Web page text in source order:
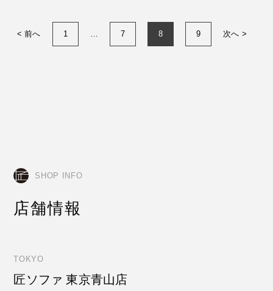
< 前へ 1 … 7 8 9 次へ >
SHOP INFO
店舗情報
TOKYO
匠ソファ 東京青山店